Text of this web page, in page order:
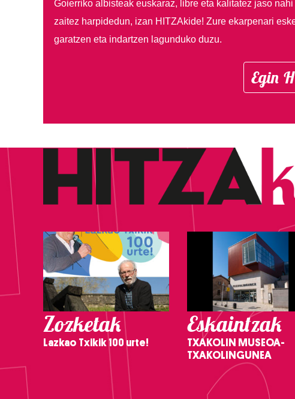
Goierriko albisteak euskaraz, libre eta kalitatez jaso
zaitez harpidedun, izan HITZAkide! Zure ekarpenari
garatzen eta indartzen lagunduko duzu.
Egin
Zozketak
Lazkao Txikik 100 urte!
Eskaintzak
TXAKOLIN MUSEOA-
TXAKOLINGUNEA